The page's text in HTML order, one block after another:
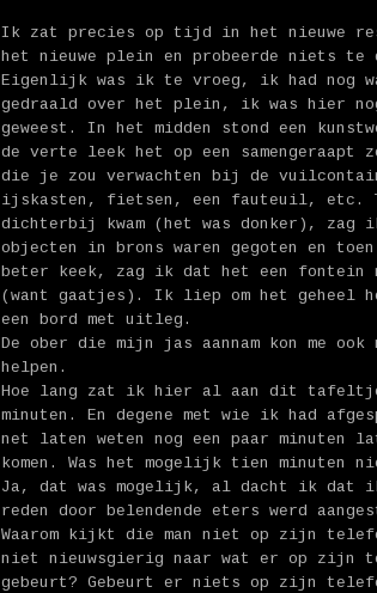
Ik zat precies op tijd in het nieuwe
het nieuwe plein en probeerde niets te
Eigenlijk was ik te vroeg, ik had nog
gedraald over het plein, ik was hier
geweest. In het midden stond een
de verte leek het op een samengeraapt
die je zou verwachten bij de
ijskasten, fietsen, een fauteuil, etc.
dichterbij kwam (het was donker), zag
objecten in brons waren gegoten en
beter keek, zag ik dat het een fontein
(want gaatjes). Ik liep om het geheel
een bord met uitleg.
De ober die mijn jas aannam kon me
helpen.
Hoe lang zat ik hier al aan dit
minuten. En degene met wie ik had
net laten weten nog een paar minuten
komen. Was het mogelijk tien minuten
Ja, dat was mogelijk, al dacht ik dat
reden door belendende eters werd
Waarom kijkt die man niet op zijn
niet nieuwsgierig naar wat er op zijn
gebeurt? Gebeurt er niets op zijn